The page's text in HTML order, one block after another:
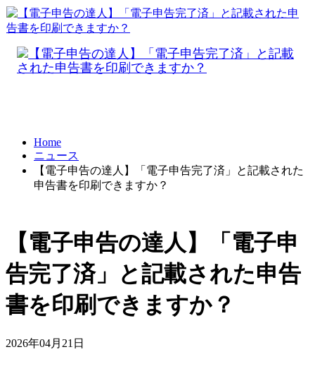
Home
ニュース
【電子申告の達人】「電子申告完了済」と記載された
申告書を印刷できますか？
【電子申告の達人】「電子申
告完了済」と記載された申告
書を印刷できますか？
2026年04月21日